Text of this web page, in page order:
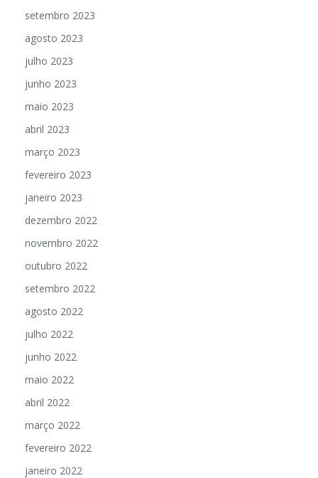
setembro 2023
agosto 2023
julho 2023
junho 2023
maio 2023
abril 2023
março 2023
fevereiro 2023
janeiro 2023
dezembro 2022
novembro 2022
outubro 2022
setembro 2022
agosto 2022
julho 2022
junho 2022
maio 2022
abril 2022
março 2022
fevereiro 2022
janeiro 2022